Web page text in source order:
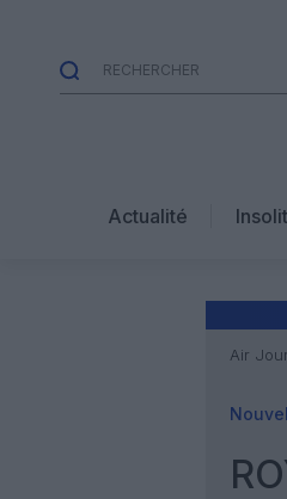
Actualité
Air